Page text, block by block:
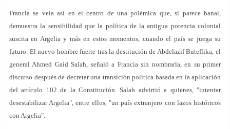
Francia se veía así en el centro de una polémica que, si parece banal,
demuestra la sensibilidad que la política de la antigua potencia colonial
suscita en Argelia y más en estos momentos, cuando el país se juega su
futuro. El nuevo hombre fuerte tras la destitución de Abdelazif Buteflika, el
general Ahmed Gaid Salah, señaló a Francia sin nombrarla, en su primer
discurso después de decretar una transición política basada en la aplicación
del artículo 102 de la Constitución. Salah advirtió a quienes, "intentar
desestabilizar Argelia", entre ellos, "un país extranjero con lazos históricos
con Argelia".